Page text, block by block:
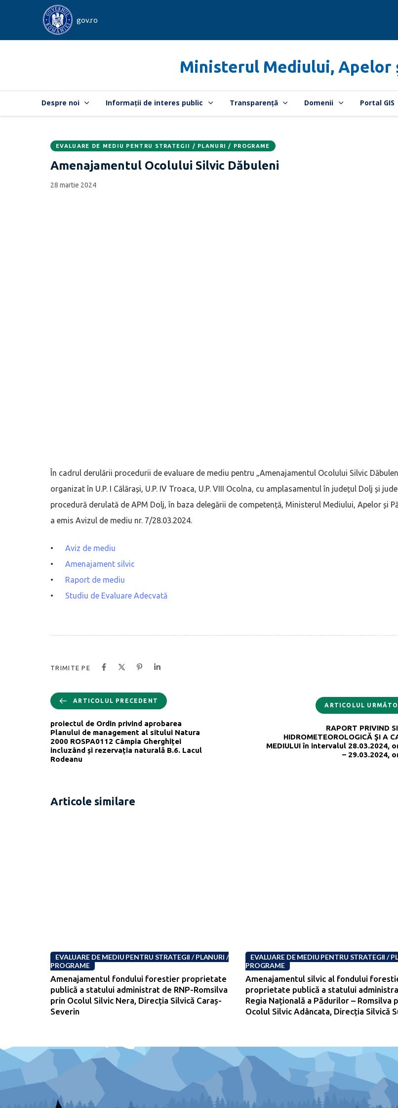
gov.ro
Ministerul Mediului, Apelor
Despre noi Informații de interes public Transparență Domenii Portal GIS
CATEGORIA:
EVALUARE DE MEDIU PENTRU STRATEGII / PLANURI / PROGRAME
Amenajamentul Ocolului Silvic Dăbuleni
Data
publicării:
28 martie 2024
În cadrul derulării procedurii de evaluare de mediu pentru „Amenajamentul Ocolului Silvic
organizat în U.P. I Călărași, U.P. IV Troaca, U.P. VIII Ocolna, cu amplasamentul în județul Dolj și
procedură derulată de APM Dolj, în baza delegării de competență, Ministerul Mediului, Apelor și
a emis Avizul de mediu nr. 7/28.03.2024.
• Aviz de mediu
• Amenajament silvic
• Raport de mediu
• Studiu de Evaluare Adecvată
TRIMITE PE
ARTICOLUL PRECEDENT
proiectul de Ordin privind aprobarea
Planului de management al sitului Natura
2000 ROSPA0112 Câmpia Gherghiței
incluzând și rezervația naturală B.6. Lacul
Rodeanu
ARTICOLUL
RAPORT PRIVIND
HIDROMETEOROLOGICĂ ŞI A
MEDIULUI în intervalul 28.03.2024,
– 29.03.2024,
Articole similare
EVALUARE DE MEDIU PENTRU STRATEGII / PLANURI /
PROGRAME
Amenajamentul fondului forestier proprietate
publică a statului administrat de RNP-Romsilva
prin Ocolul Silvic Nera, Direcția Silvică Caraș-
Severin
EVALUARE DE MEDIU PENTRU STRATEGII /
PROGRAME
Amenajamentul silvic al fondului
proprietate publică a statului
Regia Națională a Pădurilor – Romsilva
Ocolul Silvic Adâncata, Direcția Silvică